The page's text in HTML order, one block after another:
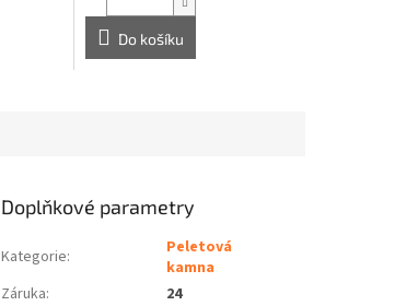
Do košíku
Doplňkové parametry
Kategorie:
Peletová
kamna
Záruka:
24